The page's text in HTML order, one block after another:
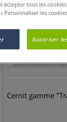
Cernit gamme
accepter tous les
les
Autoriser